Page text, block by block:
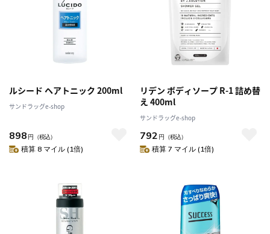
ルシード ヘアトニック 200ml
サンドラッグe-shop
898 円 （税込）
積算 8 マイル (1倍)
リデン ボディソープ R-1 詰め替
え 400ml
サンドラッグe-shop
792 円 （税込）
積算 7 マイル (1倍)